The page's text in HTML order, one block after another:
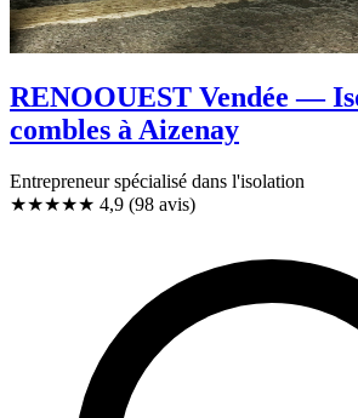
RENOOUEST Vendée —
combles à Aizenay
Entrepreneur spécialisé dans l'isolation
★★★★★ 4,9 (98 avis)